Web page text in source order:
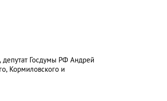
Госдумы РФ Андрей
Кормиловского и